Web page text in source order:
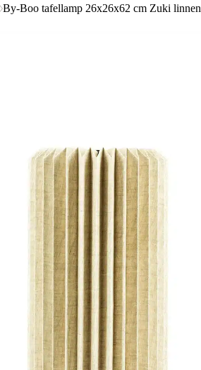
By-Boo tafellamp 26x26x62 cm Zuki linnen